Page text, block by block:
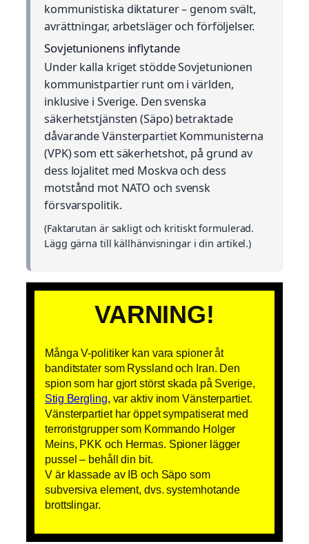
kommunistiska diktaturer – genom svält,
avrättningar, arbetsläger och förföljelser.
Sovjetunionens inflytande
Under kalla kriget stödde Sovjetunionen
kommunistpartier runt om i världen,
inklusive i Sverige. Den svenska
säkerhetstjänsten (Säpo) betraktade
dåvarande Vänsterpartiet Kommunisterna
(VPK) som ett säkerhetshot, på grund av
dess lojalitet med Moskva och dess
motstånd mot NATO och svensk
försvarspolitik.
(Faktarutan är sakligt och kritiskt formulerad.
Lägg gärna till källhänvisningar i din artikel.)
VARNING!
Många V-politiker kan vara spioner åt
banditstater som Ryssland och Iran. Den
spion som har gjort störst skada på Sverige,
Stig Bergling, var aktiv inom Vänsterpartiet.
Vänsterpartiet har öppet sympatiserat med
terroristgrupper som Kommando Holger
Meins, PKK och Hermas. Spioner lägger
pussel – behåll din bit.
V är klassade av IB och Säpo som
subversiva element, dvs. systemhotande
brottslingar.